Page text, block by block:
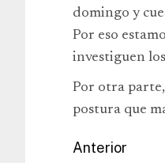
domingo y
Por eso
investiguen
Por otra
postura que
Anterior